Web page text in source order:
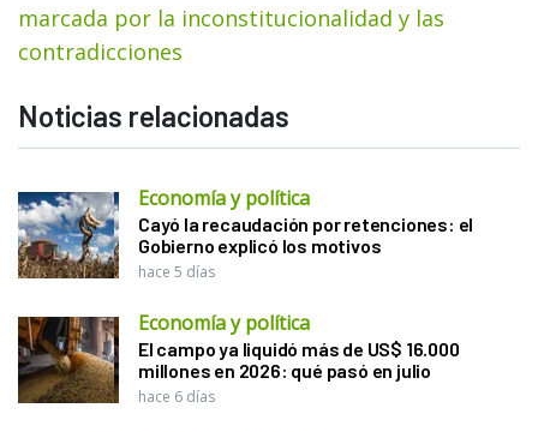
marcada por la inconstitucionalidad y las
contradicciones
Noticias relacionadas
Economía y política
Cayó la recaudación por retenciones: el
Gobierno explicó los motivos
hace 5 días
Economía y política
El campo ya liquidó más de US$ 16.000
millones en 2026: qué pasó en julio
hace 6 días